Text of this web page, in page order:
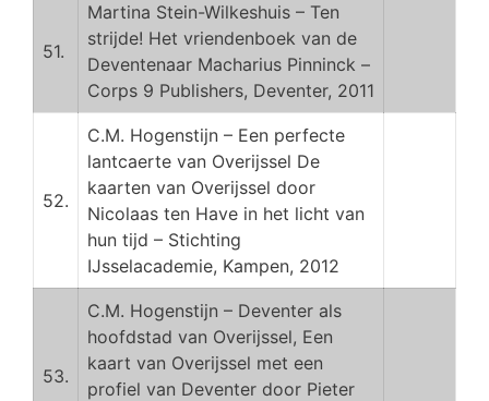
51.
Martina Stein-Wilkeshuis – Ten
strijde! Het vriendenboek van de
Deventenaar Macharius Pinninck –
Corps 9 Publishers, Deventer, 2011
52.
C.M. Hogenstijn – Een perfecte
lantcaerte van Overijssel De
kaarten van Overijssel door
Nicolaas ten Have in het licht van
hun tijd – Stichting
IJsselacademie, Kampen, 2012
53.
C.M. Hogenstijn – Deventer als
hoofdstad van Overijssel, Een
kaart van Overijssel met een
profiel van Deventer door Pieter